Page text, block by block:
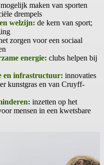
maken van sporten
drempels
welzijn: de kern van sport;
zorgen voor een sociaal
energie: clubs helpen bij
en infrastructuur: innovaties
kunstgras en van Cruyff-
inzetten op het
mensen in een kwetsbare